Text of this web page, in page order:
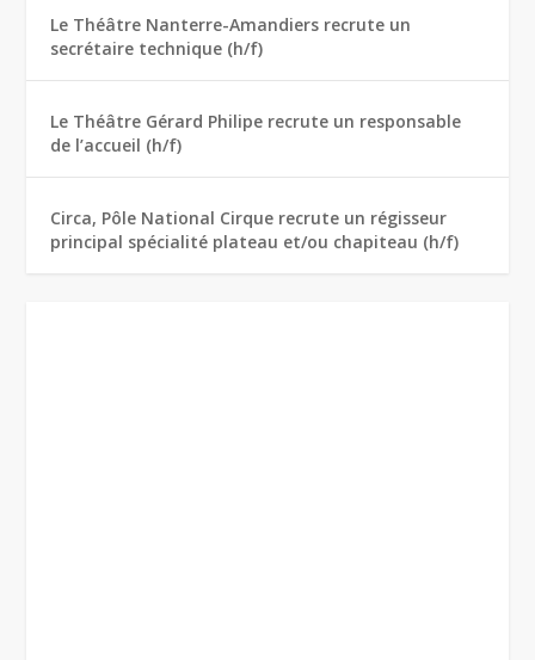
Le Théâtre Nanterre-Amandiers recrute un
secrétaire technique (h/f)
Le Théâtre Gérard Philipe recrute un responsable
de l’accueil (h/f)
Circa, Pôle National Cirque recrute un régisseur
principal spécialité plateau et/ou chapiteau (h/f)